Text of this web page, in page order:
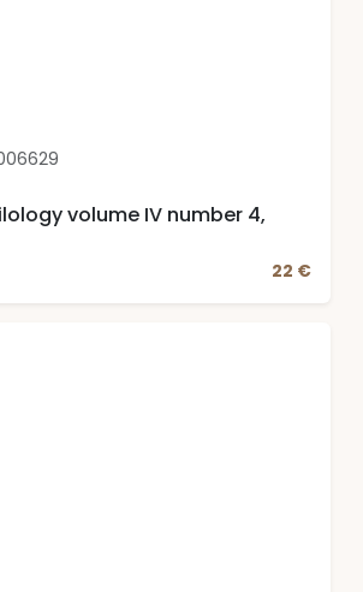
volume IV number 4,
22 €